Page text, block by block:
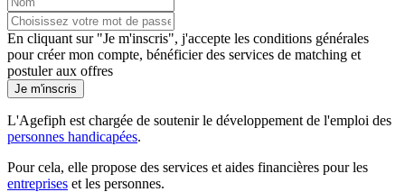
En cliquant sur "Je m'inscris", j'accepte les conditions générales
pour créer mon compte, bénéficier des services de matching et
postuler aux offres
Je m'inscris
L'Agefiph est chargée de soutenir le développement de l'emploi des
personnes handicapées.
Pour cela, elle propose des services et aides financières pour les
entreprises et les personnes.